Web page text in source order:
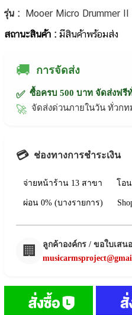
รุ่น : Mooer Micro Drummer
สถานะสินค้า : มีสินค้าพร้อมส่ง
🚚 การจัดส่ง
✅ ซื้อครบ 500 บาท จัดส่งฟรี
🚀 จัดส่งด่วนภายในวัน ทั่วก
💳 ช่องทางการชำระเงิน
จ่ายหน้าร้าน 13 สาขา โอ
ผ่อน 0% (บางรายการ)
🏢
ลูกค้าองค์กร / ขอใบเสน